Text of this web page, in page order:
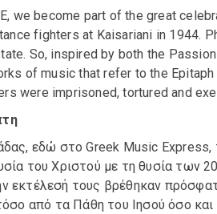
we become part of the great
fighters at Kaisariani in 1944.
So, inspired by both the
of music that refer to the
were imprisoned, tortured and
εδώ στο Greek Music
του Χριστού με τη θυσία των
εκτέλεσή τους βρέθηκαν
από τα Πάθη του Ιησού όσο